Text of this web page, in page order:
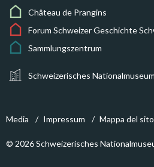
Château de Prangins
Forum Schweizer Geschichte
Sammlungszentrum
Schweizerisches Nationalmuseum
Media Impressum Mappa del sito
© 2026 Schweizerisches